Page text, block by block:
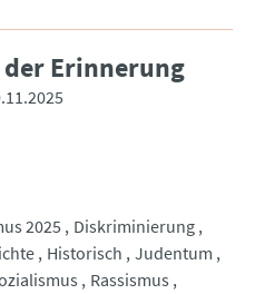
der Erinnerung
2025
Diskriminierung
Historisch Judentum
Rassismus